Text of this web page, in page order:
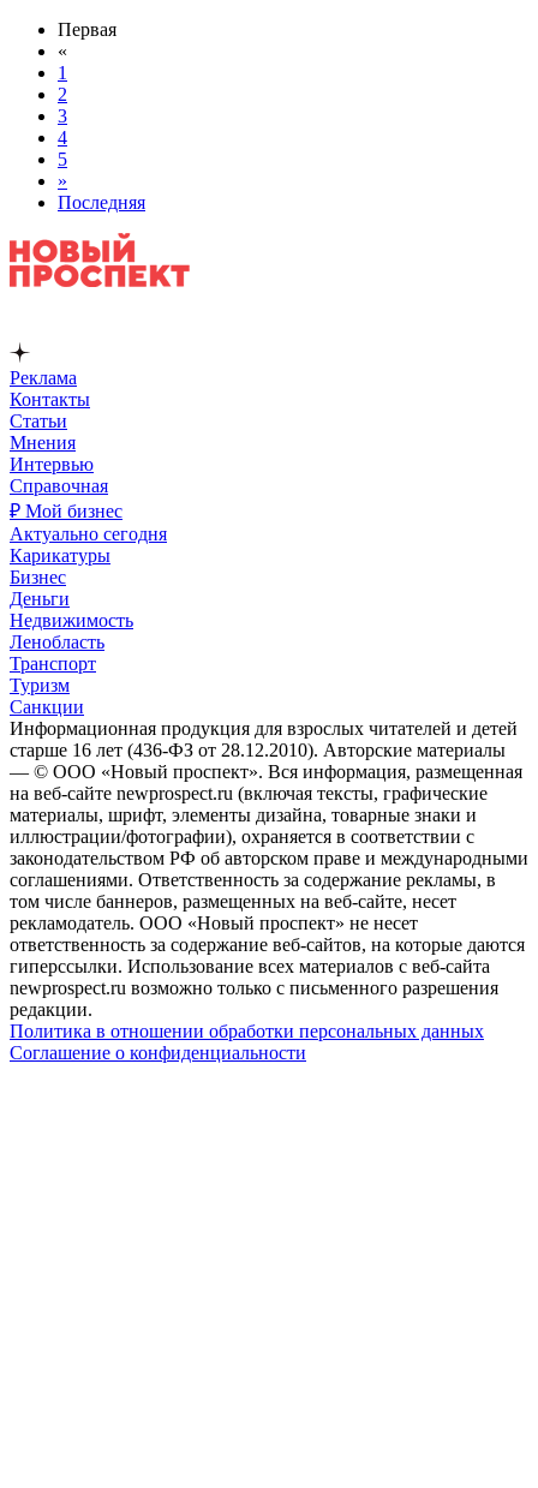
Первая
«
1
2
3
4
5
»
Последняя
Реклама
Контакты
Статьи
Мнения
Интервью
Справочная
₽ Мой бизнес
Актуально сегодня
Карикатуры
Бизнес
Деньги
Недвижимость
Ленобласть
Транспорт
Туризм
Санкции
Информационная продукция для взрослых читателей и детей
старше 16 лет (436-ФЗ от 28.12.2010). Авторские материалы
— © ООО «Новый проспект». Вся информация, размещенная
на веб-сайте newprospect.ru (включая тексты, графические
материалы, шрифт, элементы дизайна, товарные знаки и
иллюстрации/фотографии), охраняется в соответствии с
законодательством РФ об авторском праве и международными
соглашениями. Ответственность за содержание рекламы, в
том числе баннеров, размещенных на веб-сайте, несет
рекламодатель. ООО «Новый проспект» не несет
ответственность за содержание веб-сайтов, на которые даются
гиперссылки. Использование всех материалов с веб-сайта
newprospect.ru возможно только с письменного разрешения
редакции.
Политика в отношении обработки персональных данных
Соглашение о конфиденциальности